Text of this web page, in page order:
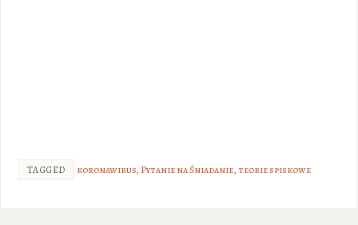
TAGGED koronawirus, Pytanie na Śniadanie, teorie spiskowe